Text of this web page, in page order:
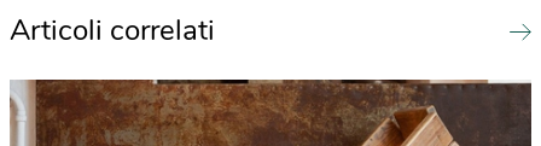
Articoli correlati